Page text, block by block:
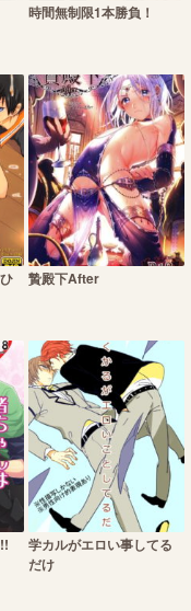
時間無制限1本勝負！
贄殿下After
学カルがエロい事してる
だけ